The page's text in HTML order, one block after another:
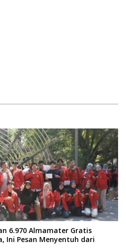
6.970 Almamater Gratis
Ini Pesan Menyentuh dari